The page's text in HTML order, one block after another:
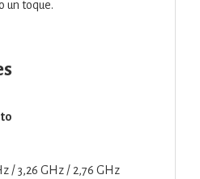
un toque.
/ 3,26 GHz / 2,76 GHz